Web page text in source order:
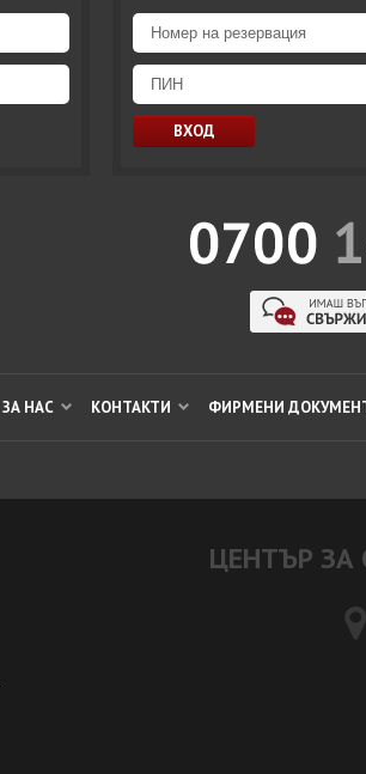
ЗА НАС КОНТАКТИ ФИРМЕНИ
ЦЕНТЪР ЗА